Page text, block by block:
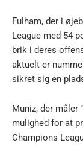
Fulham, der i
League med 54
brik i deres
aktuelt er
sikret sig en
Muniz, der måler
mulighed for at
Champions